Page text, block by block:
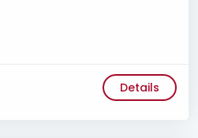
Details